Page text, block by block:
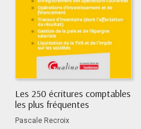
Les 250 écritures comptables
les plus fréquentes
Pascale Recroix